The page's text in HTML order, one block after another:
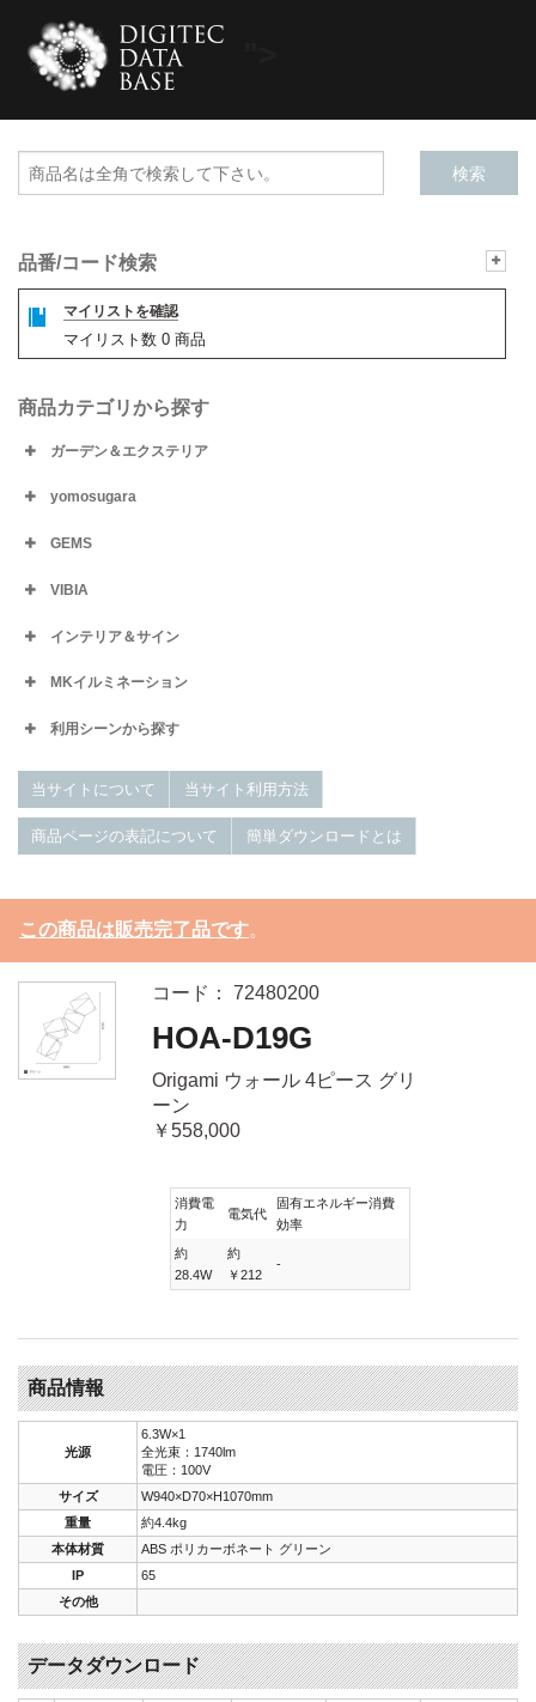
品番/コード検索
マイリストを確認
マイリスト数 0 商品
商品カテゴリから探す
ガーデン＆エクステリア
yomosugara
GEMS
VIBIA
インテリア＆サイン
MKイルミネーション
利用シーンから探す
当サイトについて 当サイト利用方法
商品ページの表記について 簡単ダウンロードとは
この商品は販売完了品です。
コード： 72480200
HOA-D19G
Origami ウォール 4ピース グリ
ーン
￥558,000
消費電
力
電気代
固有エネルギー消費
効率
約
28.4W
約
￥212
-
商品情報
光源
6.3W×1
全光束：1740lm
電圧：100V
サイズ
W940×D70×H1070mm
重量
約4.4kg
本体材質
ABS ポリカーボネート グリーン
IP
65
その他
データダウンロード